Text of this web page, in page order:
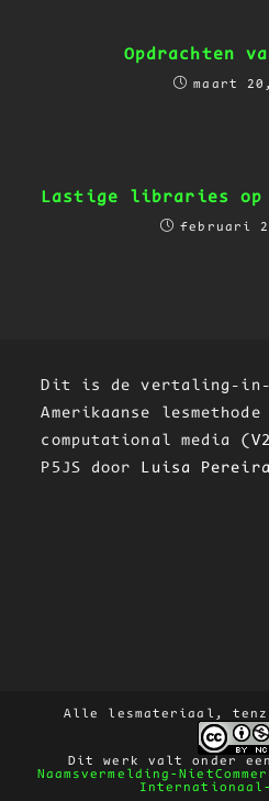
Opdrachten
maart
Lastige libraries
februari
Dit is de vertaling-in-
Amerikaanse
computational media (
P5JS door Luisa Pereira
Alle lesmateriaal,
Dit werk valt onder
Naamsvermelding-